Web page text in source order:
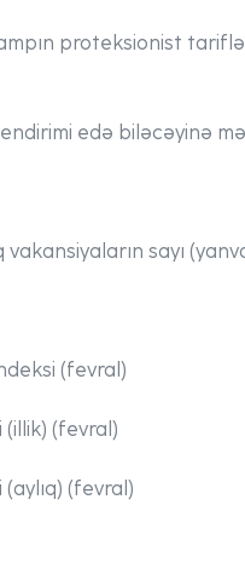
proteksionist
edə biləcəyinə
vakansiyaların sayı
(fevral)
(fevral)
(fevral)